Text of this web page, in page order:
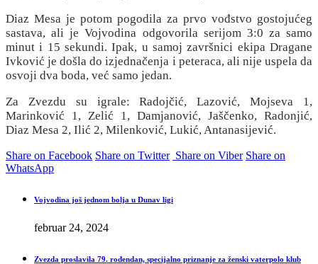
Diaz Mesa je potom pogodila za prvo vođstvo gostojućeg
sastava, ali je Vojvodina odgovorila serijom 3:0 za samo
minut i 15 sekundi. Ipak, u samoj završnici ekipa Dragane
Ivković je došla do izjednačenja i peteraca, ali nije uspela da
osvoji dva boda, već samo jedan.
Za Zvezdu su igrale: Radojčić, Lazović, Mojseva 1,
Marinković 1, Zelić 1, Damjanović, Jaščenko, Radonjić,
Diaz Mesa 2, Ilić 2, Milenković, Lukić, Antanasijević.
Share on Facebook Share on Twitter Share on Viber Share on
WhatsApp
Vojvodina još jednom bolja u Dunav ligi
februar 24, 2024
Zvezda proslavila 79. rođendan, specijalno priznanje za ženski vaterpolo klub